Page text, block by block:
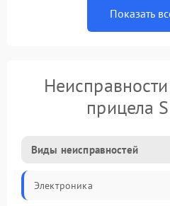
Показать
прицела
Виды неисправностей
Электроника